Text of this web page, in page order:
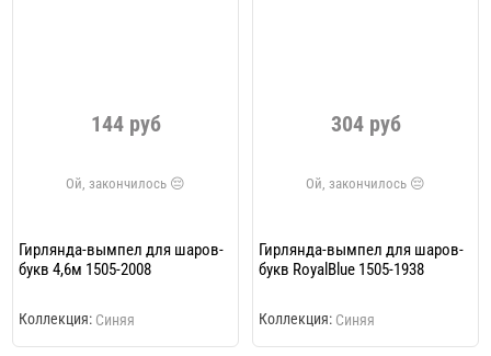
144 руб
Гирлянда-вымпел для шаров-
букв 4,6м 1505-2008
Коллекция: Синяя
304 руб
Гирлянда-вымпел для шаров-
букв RoyalBlue 1505-1938
Коллекция: Синяя